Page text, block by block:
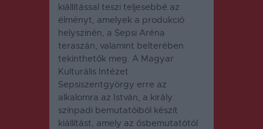
kiállítással teszi teljesebbé az
élményt, amelyek a produkció
helyszínén, a Sepsi Aréna
teraszán, valamint belterében
tekinthetők meg. A Magyar
Kulturális Intézet
Sepsiszentgyörgy erre az
alkalomra az István, a király
színpadi bemutatóiból készít
kiállítást, amely az ősbemutatótól